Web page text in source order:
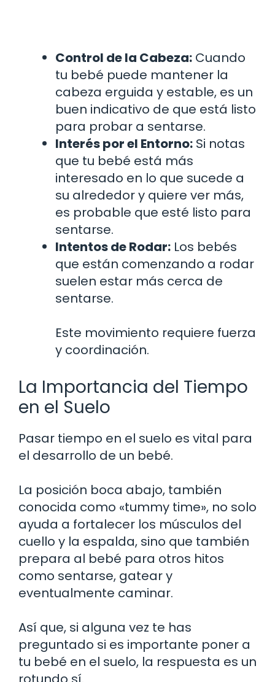
Control de la Cabeza: Cuando
tu bebé puede mantener la
cabeza erguida y estable, es un
buen indicativo de que está listo
para probar a sentarse.
Interés por el Entorno: Si notas
que tu bebé está más
interesado en lo que sucede a
su alrededor y quiere ver más,
es probable que esté listo para
sentarse.
Intentos de Rodar: Los bebés
que están comenzando a rodar
suelen estar más cerca de
sentarse.
Este movimiento requiere fuerza
y coordinación.
La Importancia del Tiempo
en el Suelo
Pasar tiempo en el suelo es vital para
el desarrollo de un bebé.
La posición boca abajo, también
conocida como «tummy time», no solo
ayuda a fortalecer los músculos del
cuello y la espalda, sino que también
prepara al bebé para otros hitos
como sentarse, gatear y
eventualmente caminar.
Así que, si alguna vez te has
preguntado si es importante poner a
tu bebé en el suelo, la respuesta es un